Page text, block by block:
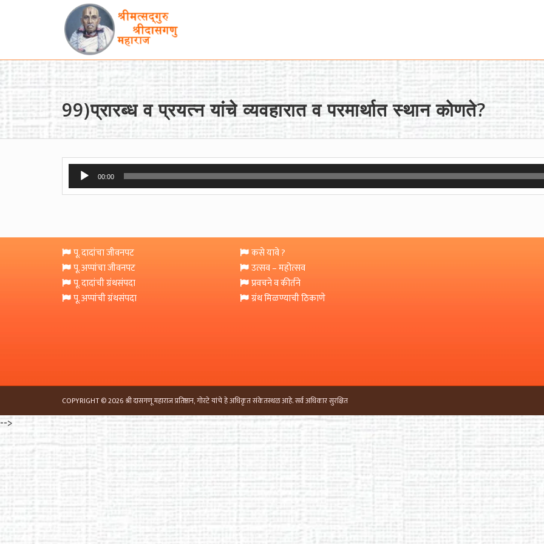
99)प्रारब्ध व प्रयत्न यांचे व्यवहारात व परमार्थात स्थान कोणते?
Audio
Player
00:00
पू. दादांचा जीवनपट
पू. अप्पांचा जीवनपट
पू. दादांची ग्रंथसंपदा
पू. अप्पांची ग्रंथसंपदा
कसे यावे ?
उत्सव – महोत्सव
प्रवचने व कीर्तने
ग्रंथ मिळण्याची ठिकाणे
COPYRIGHT © 2026 श्री दासगणू महाराज प्रतिष्ठान, गोरटे यांचे हे अधिकृत संकेतस्थळ आहे. सर्व अधिकार सुरक्षित
-->